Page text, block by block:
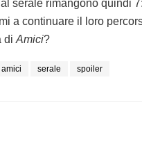
al serale rimangono quindi
a continuare il loro
di Amici?
amici serale spoiler